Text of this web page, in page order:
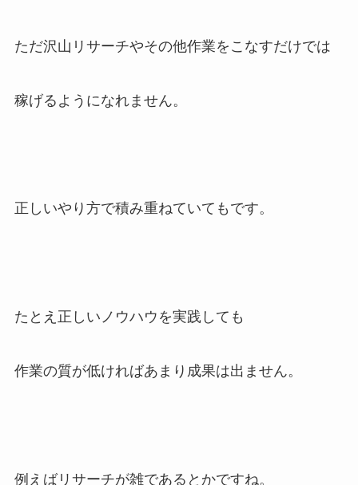
ただ沢山リサーチやその他作業を こなすだけでは
稼げるようになれません。
正しいやり方で積み重ねていてもです。
たとえ正しいノウハウを実践しても
作業の質が低ければあまり成果は出ません。
例えばリサーチが雑であるとかですね。